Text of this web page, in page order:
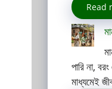
Read
পারি না,
মাধ্যমেই